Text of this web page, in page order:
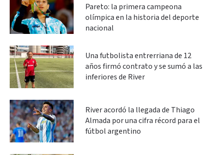
Pareto: la primera campeona
olímpica en la historia del deporte
nacional
Una futbolista entrerriana de 12
años firmó contrato y se sumó a las
inferiores de River
River acordó la llegada de Thiago
Almada por una cifra récord para el
fútbol argentino